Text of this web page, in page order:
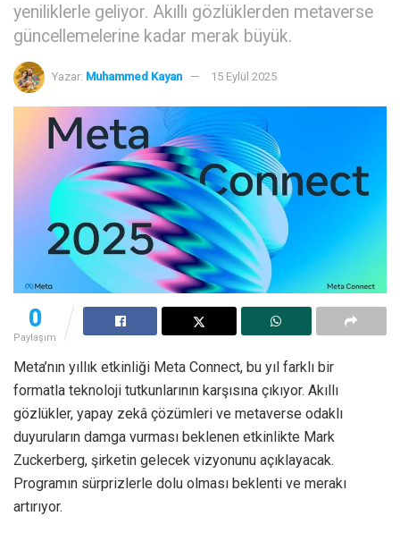
yeniliklerle geliyor. Akıllı gözlüklerden metaverse
güncellemelerine kadar merak büyük.
Yazar: Muhammed Kayan 15 Eylül 2025
0
Paylaşım
Meta’nın yıllık etkinliği Meta Connect, bu yıl farklı bir
formatla teknoloji tutkunlarının karşısına çıkıyor. Akıllı
gözlükler, yapay zekâ çözümleri ve metaverse odaklı
duyuruların damga vurması beklenen etkinlikte Mark
Zuckerberg, şirketin gelecek vizyonunu açıklayacak.
Programın sürprizlerle dolu olması beklenti ve merakı
artırıyor.